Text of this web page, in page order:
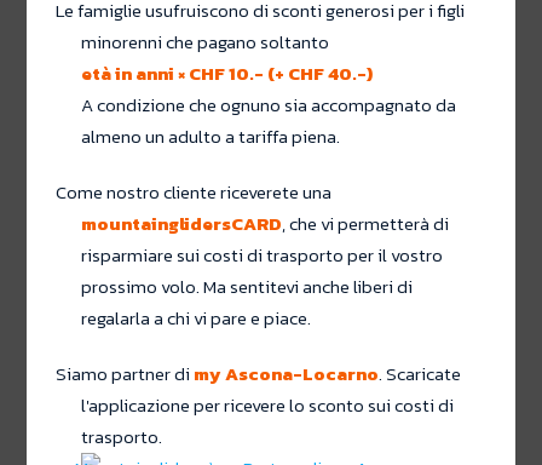
Le famiglie usufruiscono di sconti generosi per i figli
minorenni che pagano soltanto
età in anni × CHF 10.- (+ CHF 40.-)
A condizione che ognuno sia accompagnato da
almeno un adulto a tariffa piena.
Come nostro cliente riceverete una
mountainglidersCARD, che vi permetterà di
risparmiare sui costi di trasporto per il vostro
prossimo volo. Ma sentitevi anche liberi di
regalarla a chi vi pare e piace.
Siamo partner di my Ascona-Locarno. Scaricate
l'applicazione per ricevere lo sconto sui costi di
trasporto.